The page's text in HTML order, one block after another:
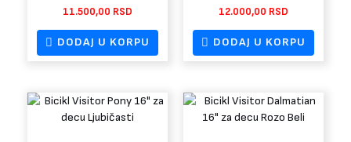
11.500,00 RSD
DODAJ U KORPU
12.000,00 RSD
DODAJ U KORPU